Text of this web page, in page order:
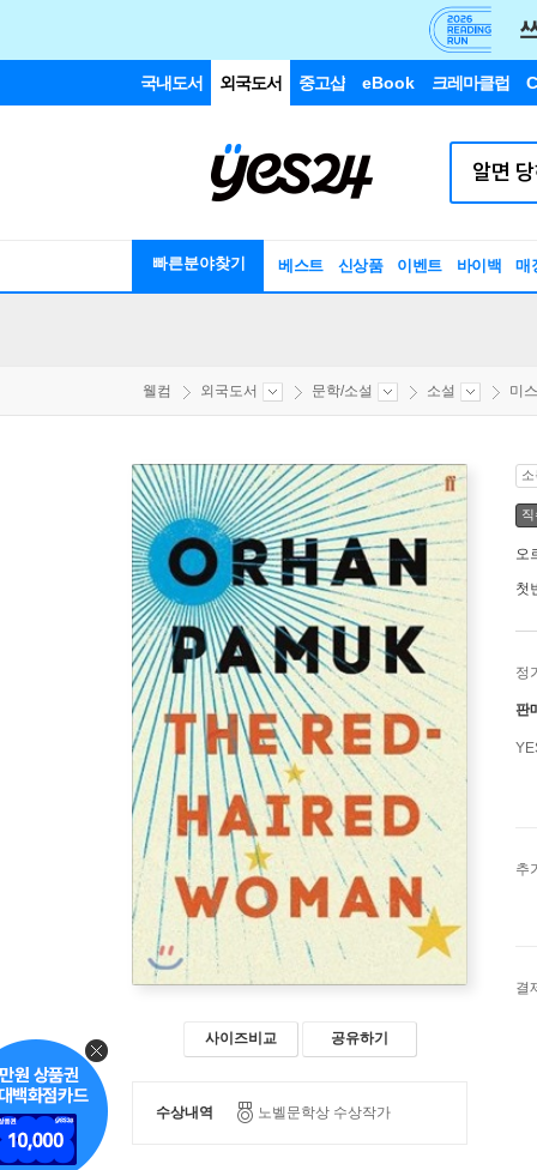
국내도서 외국도서 중고샵 eBook 크레마클럽
빠른분야찾기 베스트 신상품 이벤트 바이백 매
웰컴 외국도서 문학/소설 소설 미
사이즈비교 공유하기
수상내역 노벨문학상 수상작가
오
첫
정
판
추
결